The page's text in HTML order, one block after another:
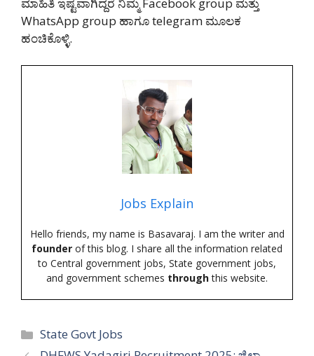
WhatsApp group ಹಾಗೂ telegram ಮೂಲಕ
ಹಂಚಿಕೊಳ್ಳಿ.
Jobs Explain
Hello friends, my name is Basavaraj. I am the writer and
founder of this blog. I share all the information related
to Central government jobs, State government jobs,
and government schemes throughthis website.
Categories
State Govt Jobs